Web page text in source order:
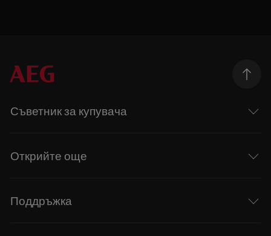
Съветник за купувача
Открийте още
Поддръжка